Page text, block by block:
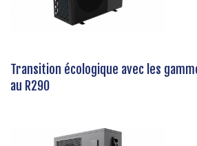
Transition écologique avec les
au R290